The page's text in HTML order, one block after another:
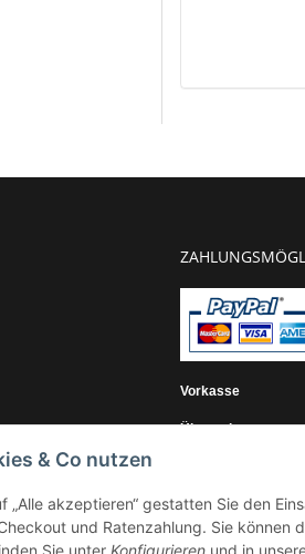
& Co nutzen
„Alle akzeptieren“ gestatten Sie den
und Ratenzahlung. Sie
Vorkasse
Überweisung